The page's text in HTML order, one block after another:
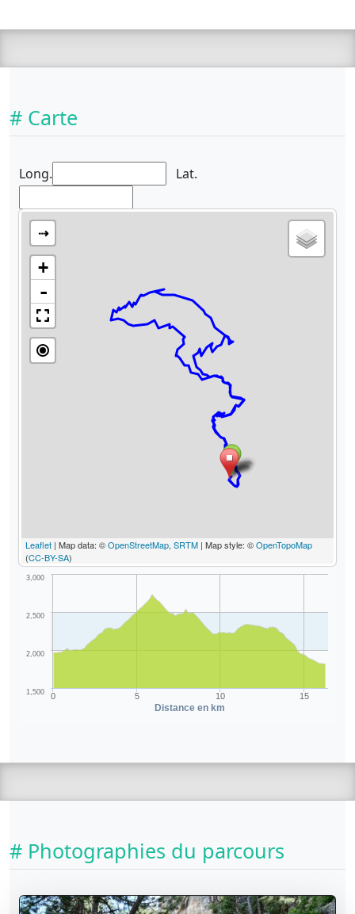
# Carte
Long. Lat.
⇢
+
-
Leaflet | Map data: ©OpenStreetMap, SRTM | Map style: ©OpenTopoMap
(CC-BY-SA)
Distance en km
0 5 10 15
1,500
2,000
2,500
3,000
# Photographies du parcours